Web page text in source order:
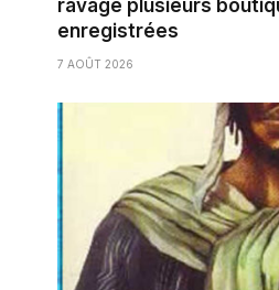
ravage plusieurs
enregistrées
7 AOÛT 2026